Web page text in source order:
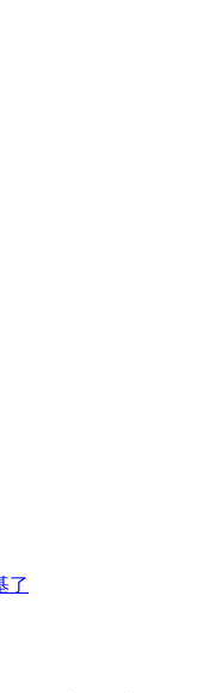
了